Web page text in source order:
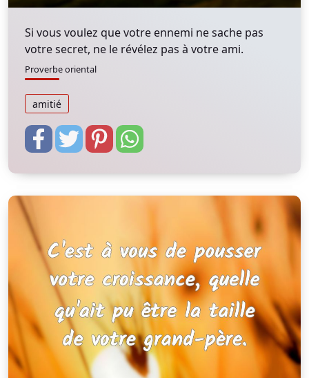
Si vous voulez que votre ennemi ne sache pas
votre secret, ne le révélez pas à votre ami.
Proverbe oriental
amitié